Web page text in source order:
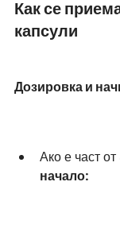
Как се
капсули
Дозировка и
Ако е част от
начало: